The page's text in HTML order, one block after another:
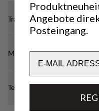
Transparenz
Materialien
Technische Daten
Angebote
Posteingang.